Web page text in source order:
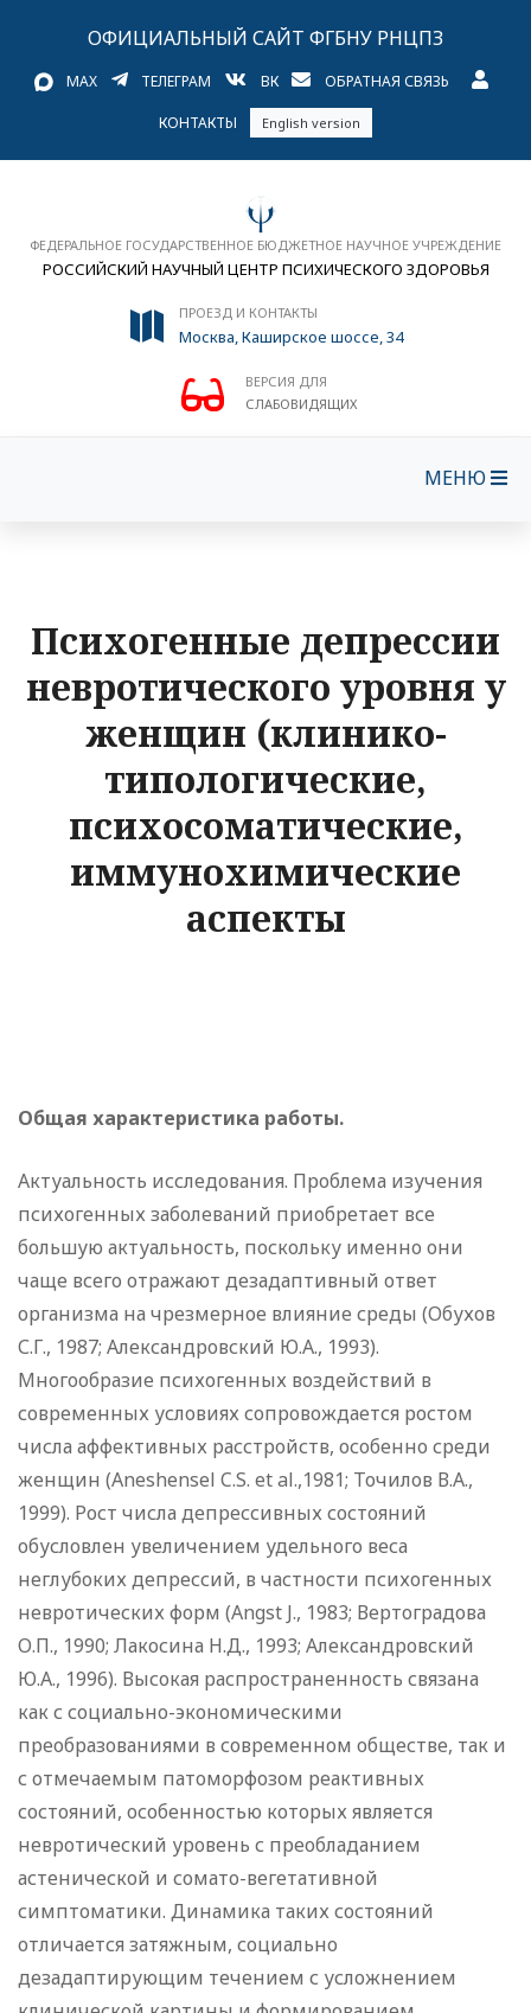
ОФИЦИАЛЬНЫЙ САЙТ ФГБНУ РНЦПЗ
MAX ТЕЛЕГРАМ ВК ОБРАТНАЯ СВЯЗЬ
КОНТАКТЫ English version
ФЕДЕРАЛЬНОЕ ГОСУДАРСТВЕННОЕ БЮДЖЕТНОЕ НАУЧНОЕ УЧРЕЖДЕНИЕ
РОССИЙСКИЙ НАУЧНЫЙ ЦЕНТР ПСИХИЧЕСКОГО ЗДОРОВЬЯ
ПРОЕЗД И КОНТАКТЫ
Москва, Каширское шоссе, 34
ВЕРСИЯ ДЛЯ
СЛАБОВИДЯЩИХ
МЕНЮ
Психогенные депрессии
невротического уровня у
женщин (клинико-
типологические,
психосоматические,
иммунохимические
аспекты
Общая характеристика работы.
Актуальность исследования. Проблема изучения
психогенных заболеваний приобретает все
большую актуальность, поскольку именно они
чаще всего отражают дезадаптивный ответ
организма на чрезмерное влияние среды (Обухов
С.Г., 1987; Александровский Ю.А., 1993).
Многообразие психогенных воздействий в
современных условиях сопровождается ростом
числа аффективных расстройств, особенно среди
женщин (Aneshensel C.S. et al.,1981; Точилов В.А.,
1999). Рост числа депрессивных состояний
обусловлен увеличением удельного веса
неглубоких депрессий, в частности психогенных
невротических форм (Angst J., 1983; Вертоградова
О.П., 1990; Лакосина Н.Д., 1993; Александровский
Ю.А., 1996). Высокая распространенность связана
как с социально-экономическими
преобразованиями в современном обществе, так и
с отмечаемым патоморфозом реактивных
состояний, особенностью которых является
невротический уровень с преобладанием
астенической и сомато-вегетативной
симптоматики. Динамика таких состояний
отличается затяжным, социально
дезадаптирующим течением с усложнением